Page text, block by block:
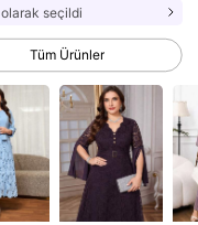
olarak seçildi
Tüm Ürünler